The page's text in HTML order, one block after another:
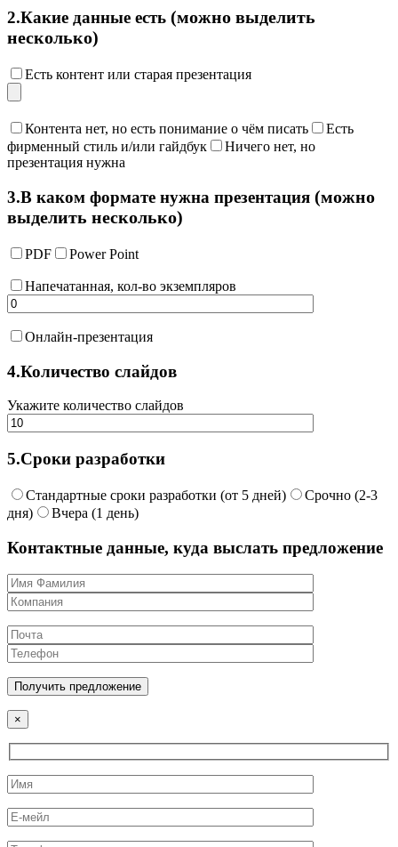
2.Какие данные есть (можно выделить
несколько)
Есть контент или старая презентация
Контента нет, но есть понимание о чём писать
Есть
фирменный стиль и/или гайдбук
Ничего нет, но
презентация нужна
3.В каком формате нужна презентация (можно
выделить несколько)
PDF Power Point
Напечатанная, кол-во экземпляров
Онлайн-презентация
4.Количество слайдов
Укажите количество слайдов
5.Сроки разработки
Стандартные сроки разработки (от 5 дней)
Срочно (2-3
дня)
Вчера (1 день)
Контактные данные, куда выслать предложение
×